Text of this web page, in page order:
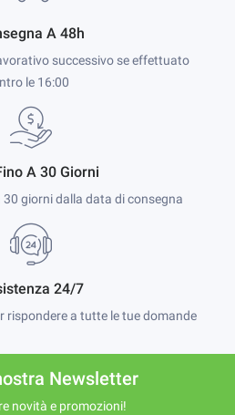
A 48h
successivo se effettuato
le 16:00
A 30 Giorni
giorni dalla data di consegna
24/7
rispondere a tutte le tue domande
Newsletter
novità e promozioni!